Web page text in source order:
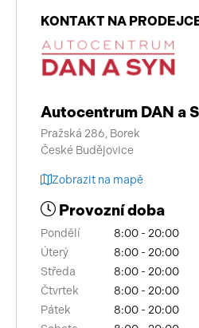
variátor
zásuvka na 12V
KONTAKT NA
Autocentrum DAN a
Pražská 286, Borek
České Budějovice
Zobrazit na mapě
Provozní doba
Pondělí
8:00 - 20:00
Úterý
8:00 - 20:00
Středa
8:00 - 20:00
Čtvrtek
8:00 - 20:00
Pátek
8:00 - 20:00